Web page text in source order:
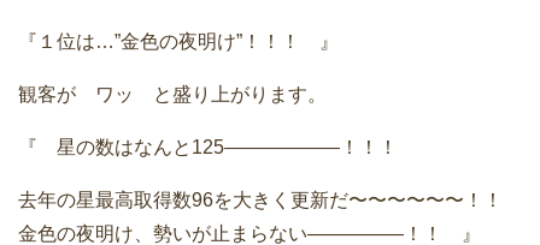
『１位は…”金色の夜明け”！！！ 』
観客が ワッ と盛り上がります。
『 星の数はなんと125——————！！！
去年の星最高取得数96を大きく更新だ〜〜〜〜〜〜！！
金色の夜明け、勢いが止まらない—————！！ 』